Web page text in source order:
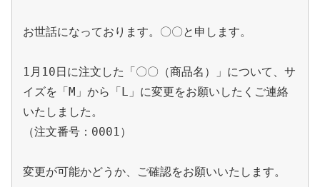
お世話になっております。〇〇と申します。
1月10日に注文した「〇〇（商品名）」について、サ
イズを「M」から「L」に変更をお願いしたくご連絡
いたしました。
（注文番号：0001）
変更が可能かどうか、ご確認をお願いいたします。